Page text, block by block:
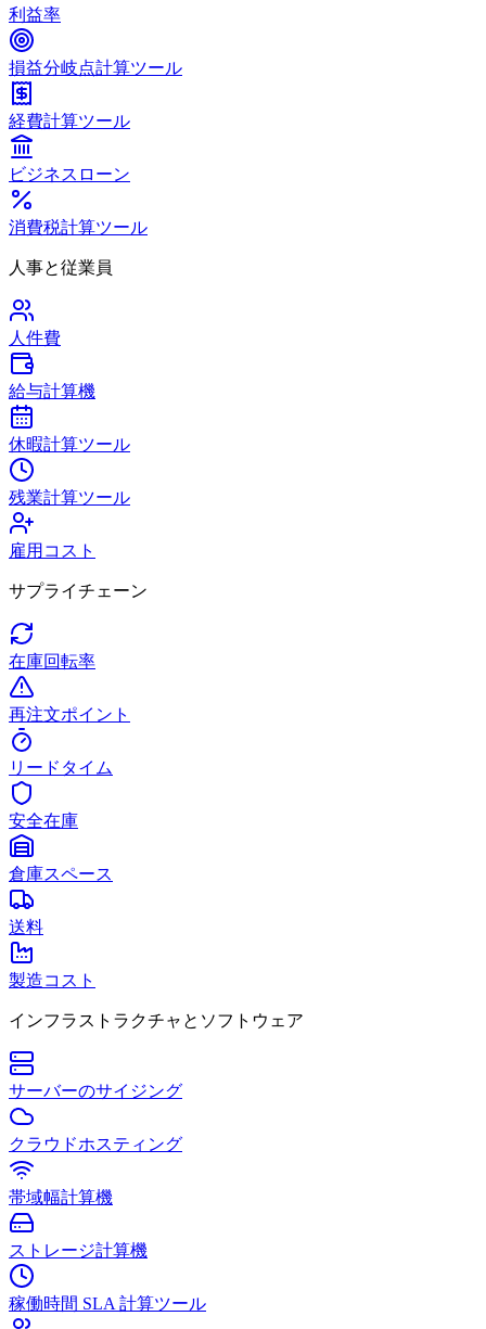
利益率
損益分岐点計算ツール
経費計算ツール
ビジネスローン
消費税計算ツール
人事と従業員
人件費
給与計算機
休暇計算ツール
残業計算ツール
雇用コスト
サプライチェーン
在庫回転率
再注文ポイント
リードタイム
安全在庫
倉庫スペース
送料
製造コスト
インフラストラクチャとソフトウェア
サーバーのサイジング
クラウドホスティング
帯域幅計算機
ストレージ計算機
稼働時間 SLA 計算ツール